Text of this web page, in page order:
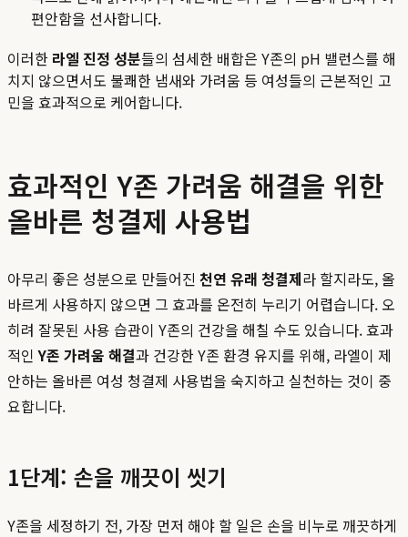
편안함을 선사합니다.
이러한 라엘 진정 성분들의 섬세한 배합은 Y존의 pH 밸런스를 해
치지 않으면서도 불쾌한 냄새와 가려움 등 여성들의 근본적인 고
민을 효과적으로 케어합니다.
효과적인 Y존 가려움 해결을 위한
올바른 청결제 사용법
아무리 좋은 성분으로 만들어진 천연 유래 청결제라 할지라도, 올
바르게 사용하지 않으면 그 효과를 온전히 누리기 어렵습니다. 오
히려 잘못된 사용 습관이 Y존의 건강을 해칠 수도 있습니다. 효과
적인Y존 가려움 해결과 건강한 Y존 환경 유지를 위해, 라엘이 제
안하는 올바른 여성 청결제 사용법을 숙지하고 실천하는 것이 중
요합니다.
1단계: 손을 깨끗이 씻기
Y존을 세정하기 전, 가장 먼저 해야 할 일은 손을 비누로 깨끗하게